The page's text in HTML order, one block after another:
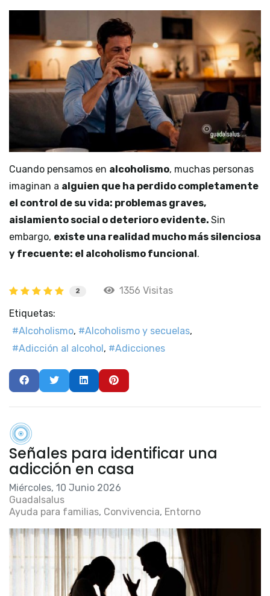
Cuando pensamos en alcoholismo, muchas personas
imaginan a alguien que ha perdido completamente
el control de su vida: problemas graves,
aislamiento social o deterioro evidente. Sin
embargo, existe una realidad mucho más silenciosa
y frecuente: el alcoholismo funcional.
2 1356 Visitas
Etiquetas:
Alcoholismo
Alcoholismo y secuelas
Adicción al alcohol
Adicciones
Señales para identificar una
adicción en casa
Miércoles, 10 Junio 2026
Guadalsalus
Ayuda para familias Convivencia Entorno